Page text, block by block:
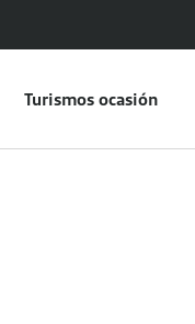
Turismos ocasión